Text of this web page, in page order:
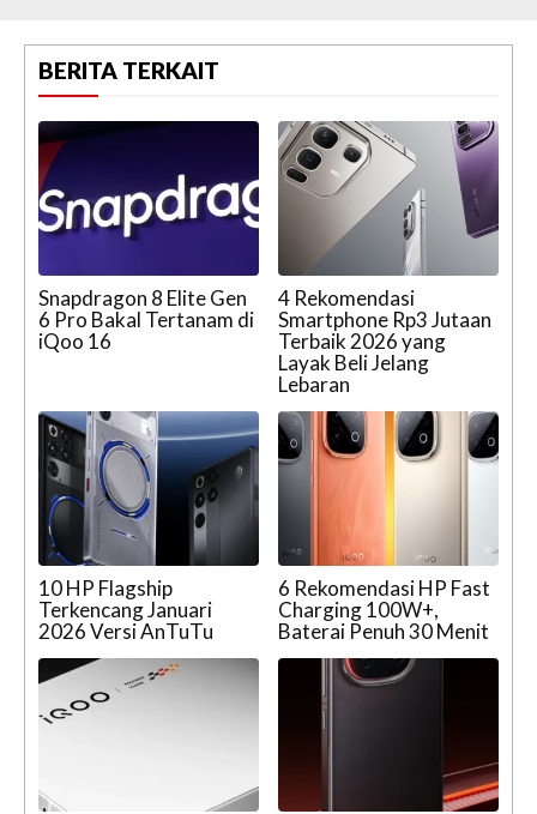
BERITA TERKAIT
Snapdragon 8 Elite Gen
6 Pro Bakal Tertanam di
iQoo 16
4 Rekomendasi
Smartphone Rp3 Jutaan
Terbaik 2026 yang
Layak Beli Jelang
Lebaran
10 HP Flagship
Terkencang Januari
2026 Versi AnTuTu
6 Rekomendasi HP Fast
Charging 100W+,
Baterai Penuh 30 Menit